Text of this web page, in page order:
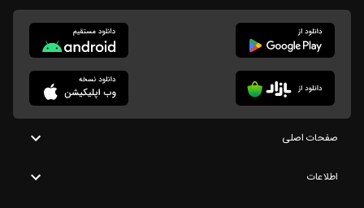
صفحات اصلی
اطلاعات